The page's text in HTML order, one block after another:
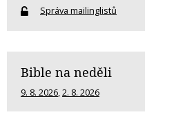
Správa mailinglistů
Bible na neděli
9. 8. 2026,2. 8. 2026